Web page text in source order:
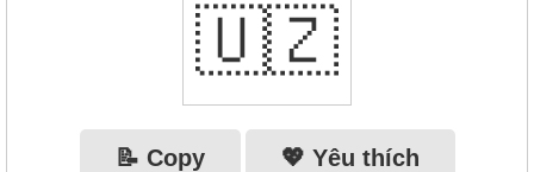
🇺🇿
📝 Copy 💖 Yêu thích